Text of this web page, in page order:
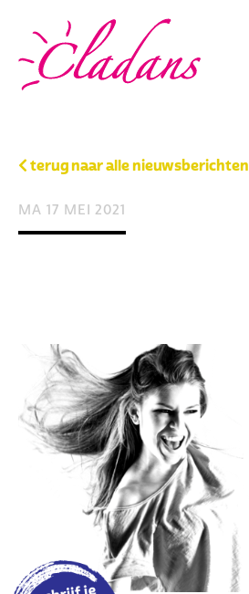
terug naar alle nieuwsberichten
MA 17 MEI 2021